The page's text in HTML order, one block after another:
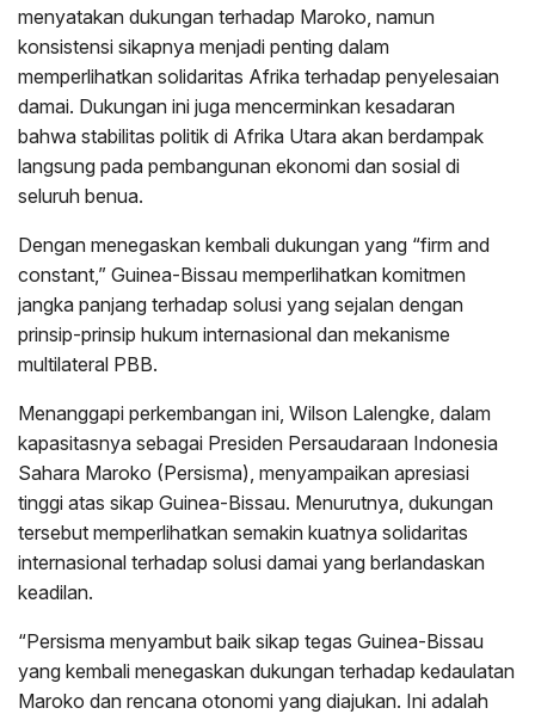
menyatakan dukungan terhadap Maroko, namun
konsistensi sikapnya menjadi penting dalam
memperlihatkan solidaritas Afrika terhadap penyelesaian
damai. Dukungan ini juga mencerminkan kesadaran
bahwa stabilitas politik di Afrika Utara akan berdampak
langsung pada pembangunan ekonomi dan sosial di
seluruh benua.
Dengan menegaskan kembali dukungan yang “firm and
constant,” Guinea-Bissau memperlihatkan komitmen
jangka panjang terhadap solusi yang sejalan dengan
prinsip-prinsip hukum internasional dan mekanisme
multilateral PBB.
Menanggapi perkembangan ini, Wilson Lalengke, dalam
kapasitasnya sebagai Presiden Persaudaraan Indonesia
Sahara Maroko (Persisma), menyampaikan apresiasi
tinggi atas sikap Guinea-Bissau. Menurutnya, dukungan
tersebut memperlihatkan semakin kuatnya solidaritas
internasional terhadap solusi damai yang berlandaskan
keadilan.
“Persisma menyambut baik sikap tegas Guinea-Bissau
yang kembali menegaskan dukungan terhadap kedaulatan
Maroko dan rencana otonomi yang diajukan. Ini adalah